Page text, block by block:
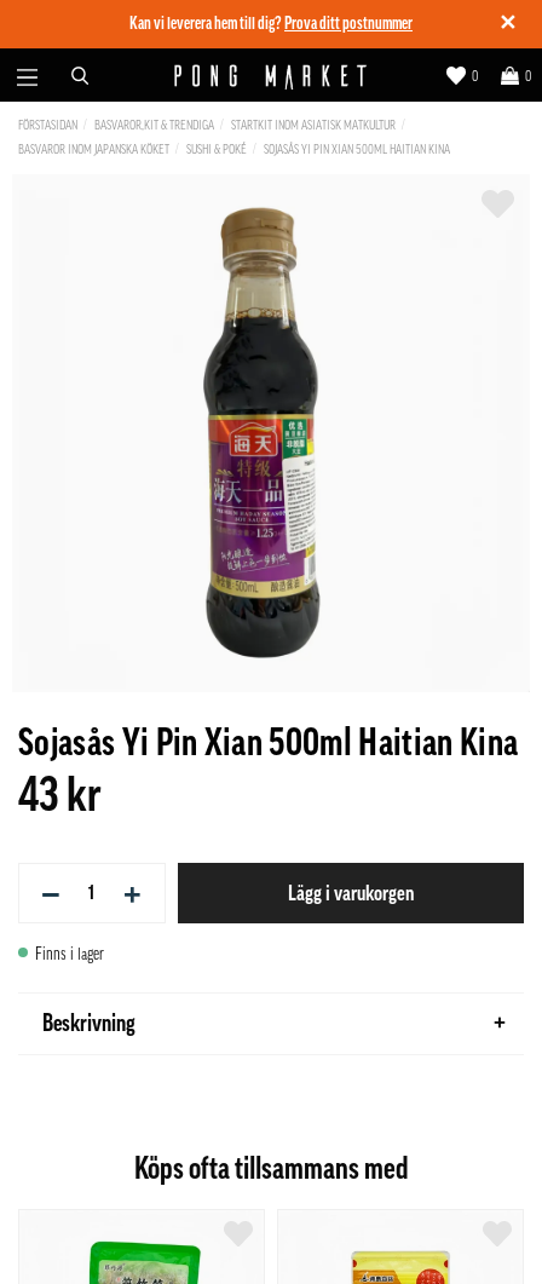
✕
Kan vi leverera hem till dig? Prova ditt postnummer
0
0
FÖRSTASIDAN BASVAROR,KIT & TRENDIGA
STARTKIT INOM ASIATISK MATKULTUR
BASVAROR INOM JAPANSKA KÖKET
SUSHI & POKÉ SOJASÅS YI PIN XIAN 500ML HAITIAN KINA
Sojasås Yi Pin Xian 500ml Haitian Kina
43 kr
− + Lägg i varukorgen
Finns i lager
Beskrivning
Köps ofta tillsammans med